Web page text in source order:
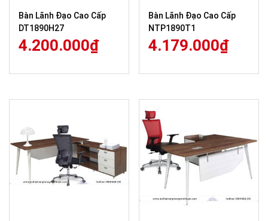
Bàn Lãnh Đạo Cao Cấp
DT1890H27
4.200.000₫
Bàn Lãnh Đạo Cao Cấp
NTP1890T1
4.179.000₫